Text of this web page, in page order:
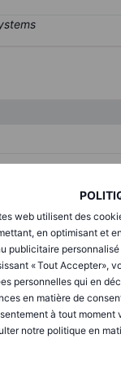
web utilisent des
en optimisant et
publicitaire
« Tout Accepter»,
personnelles qui en
en matière de
à tout moment
notre politique en